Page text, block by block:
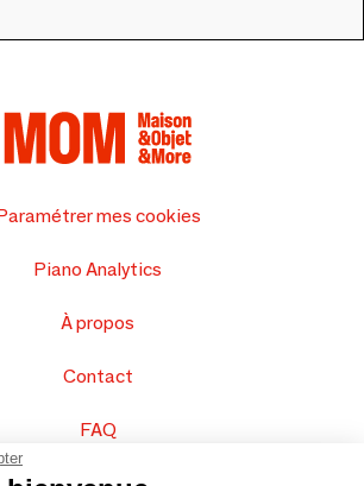
mes cookies
Piano Analytics
À propos
Contact
FAQ